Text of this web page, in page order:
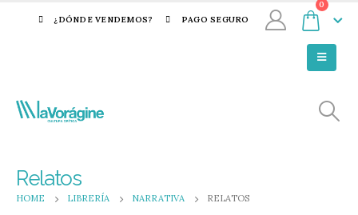
¿DÓNDE VENDEMOS? PAGO SEGURO
0
Relatos
HOME LIBRERÍA NARRATIVA RELATOS